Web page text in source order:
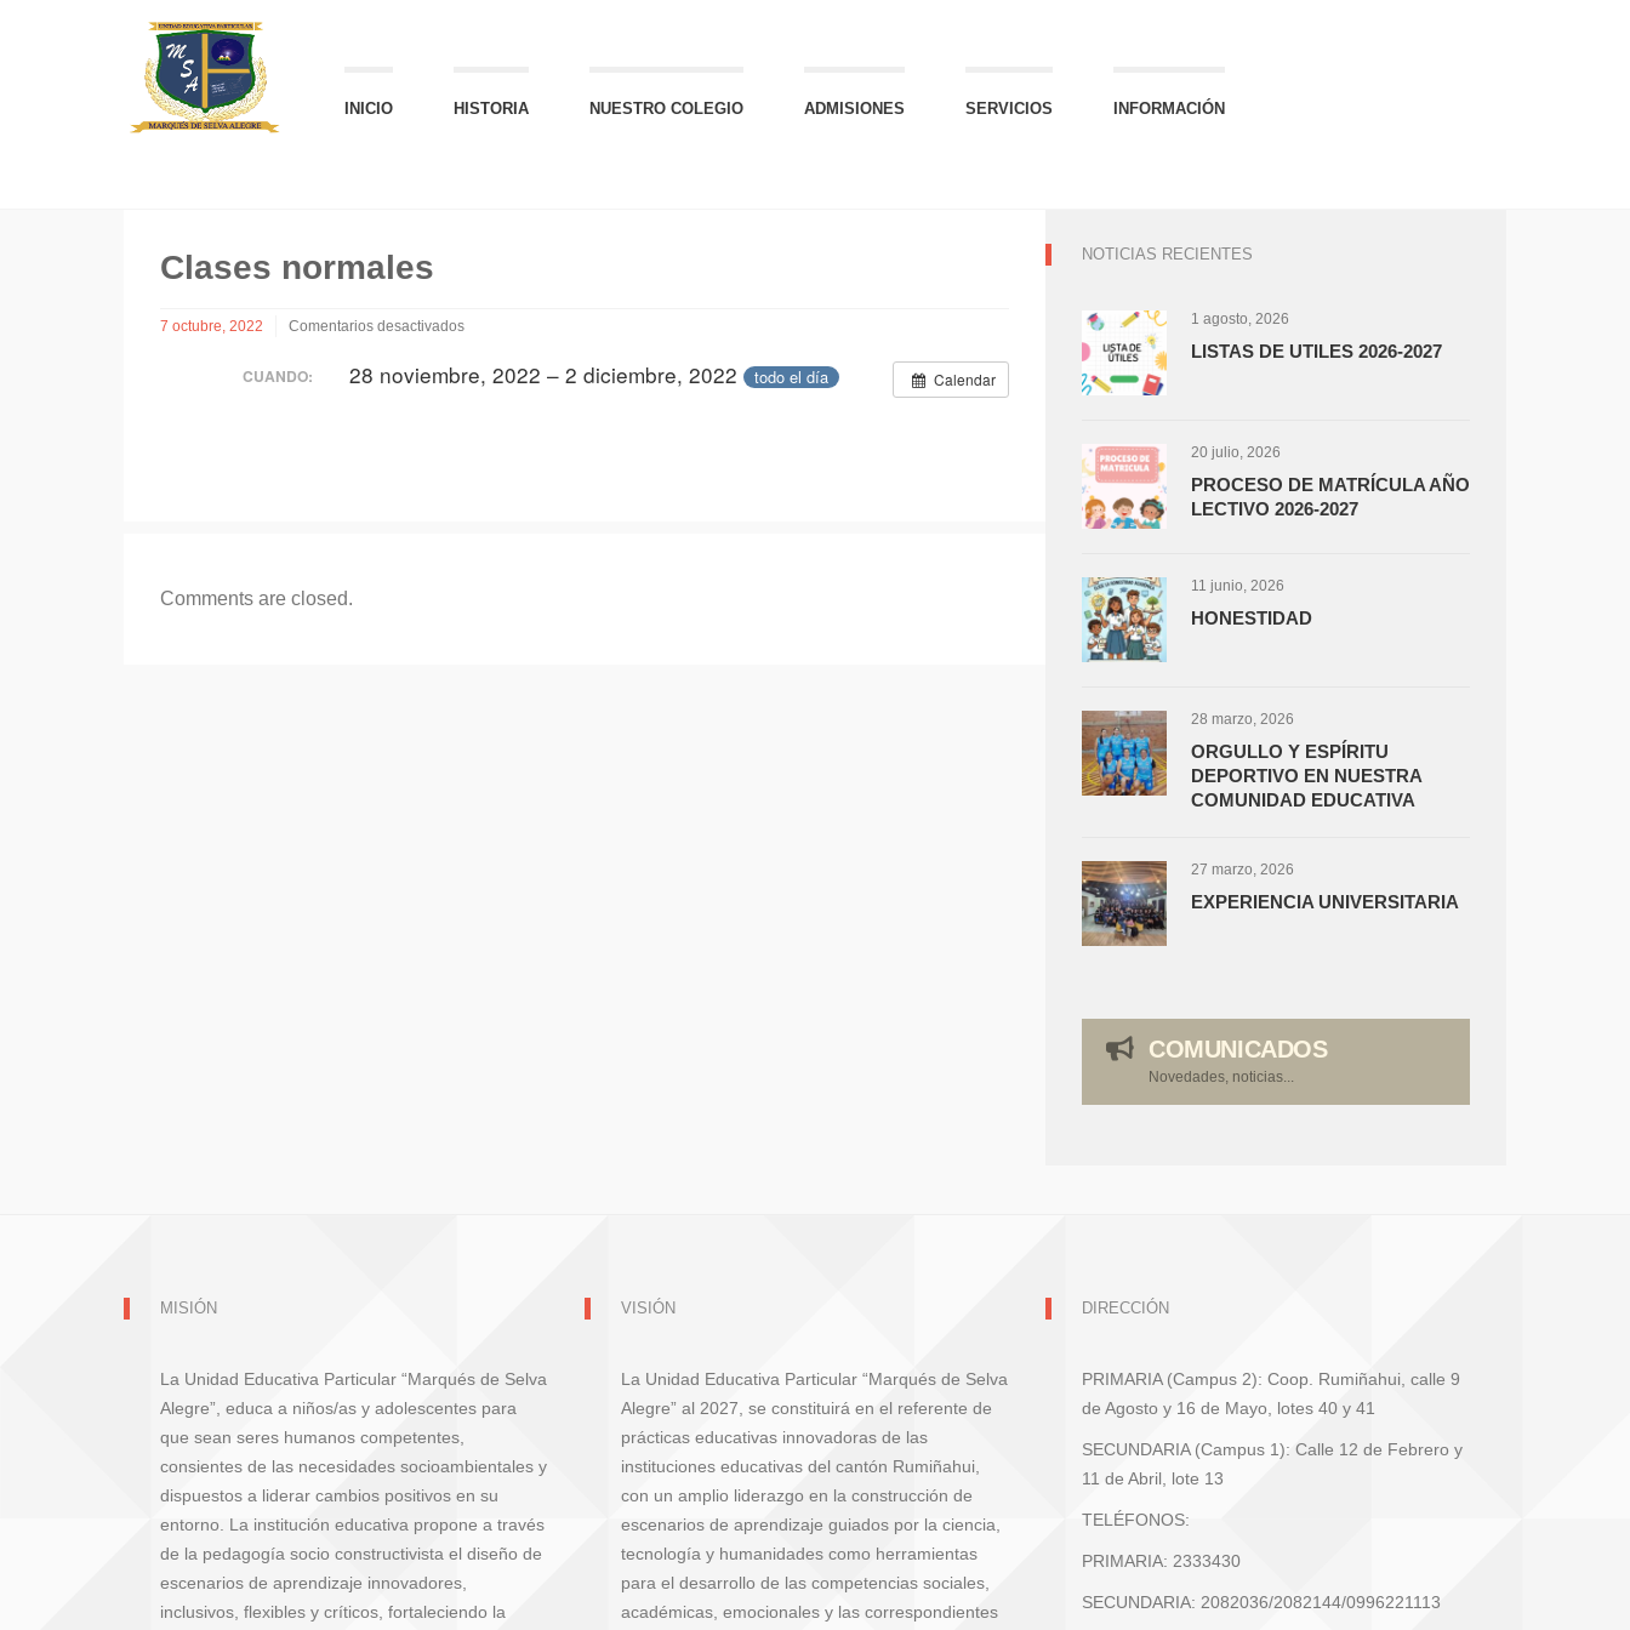
INICIO HISTORIA NUESTRO COLEGIO ADMISIONES SERVICIOS INFORMACIÓN
Clases normales
7 octubre, 2022
Comentarios desactivados
Clases
Calendar
CUANDO: 28 noviembre, 2022 – 2 diciembre, 2022 todo el día
Comments are closed.
NOTICIAS RECIENTES
1 agosto, 2026
LISTAS DE UTILES 2026-2027
20 julio, 2026
PROCESO DE MATRÍCULA AÑO
LECTIVO 2026-2027
11 junio, 2026
HONESTIDAD
28 marzo, 2026
ORGULLO Y ESPÍRITU
DEPORTIVO EN NUESTRA
COMUNIDAD EDUCATIVA
27 marzo, 2026
EXPERIENCIA UNIVERSITARIA
COMUNICADOS
Novedades, noticias...
MISIÓN
La Unidad Educativa Particular “Marqués de Selva
Alegre”, educa a niños/as y adolescentes para
que sean seres humanos competentes,
consientes de las necesidades socioambientales y
dispuestos a liderar cambios positivos en su
entorno. La institución educativa propone a través
de la pedagogía socio constructivista el diseño de
escenarios de aprendizaje innovadores,
inclusivos, flexibles y críticos, fortaleciendo la
VISIÓN
La Unidad Educativa Particular “Marqués de Selva
Alegre” al 2027, se constituirá en el referente de
prácticas educativas innovadoras de las
instituciones educativas del cantón Rumiñahui,
con un amplio liderazgo en la construcción de
escenarios de aprendizaje guiados por la ciencia,
tecnología y humanidades como herramientas
para el desarrollo de las competencias sociales,
académicas, emocionales y las correspondientes
DIRECCIÓN
PRIMARIA (Campus 2): Coop. Rumiñahui, calle 9
de Agosto y 16 de Mayo, lotes 40 y 41
SECUNDARIA (Campus 1): Calle 12 de Febrero y
11 de Abril, lote 13
TELÉFONOS:
PRIMARIA: 2333430
SECUNDARIA: 2082036/2082144/0996221113